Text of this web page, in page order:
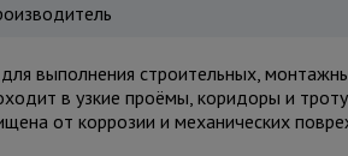
выполнения строительных,
в узкие проёмы, коридоры и
от коррозии и механических